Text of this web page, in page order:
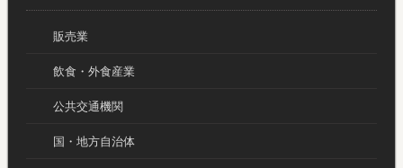
販売業
飲食・外食産業
公共交通機関
国・地方自治体